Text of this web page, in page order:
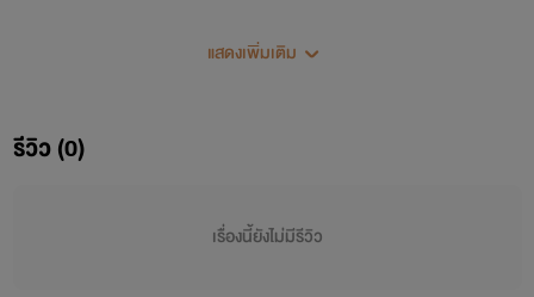
#KOOKGA
| INTRO |
แสดงเพิ่มเติม
รีวิว (0)
เรื่องนี้ยังไม่มีรีวิว